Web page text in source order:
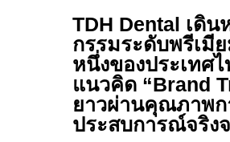
TDH Dental เดิน
กรรมระดับพรีเมี
หนึ่งของประเทศ
แนวคิด “Brand
ยาวผ่านคุณภาพก
ประสบการณ์จริง